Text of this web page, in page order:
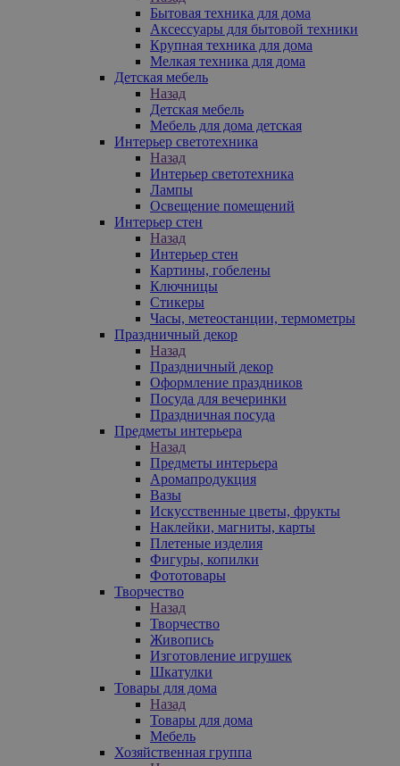
Бытовая техника для дома
Аксессуары для бытовой техники
Крупная техника для дома
Мелкая техника для дома
Детская мебель
Назад
Детская мебель
Мебель для дома детская
Интерьер светотехника
Назад
Интерьер светотехника
Лампы
Освещение помещений
Интерьер стен
Назад
Интерьер стен
Картины, гобелены
Ключницы
Стикеры
Часы, метеостанции, термометры
Праздничный декор
Назад
Праздничный декор
Оформление праздников
Посуда для вечеринки
Праздничная посуда
Предметы интерьера
Назад
Предметы интерьера
Аромапродукция
Вазы
Искусственные цветы, фрукты
Наклейки, магниты, карты
Плетеные изделия
Фигуры, копилки
Фототовары
Творчество
Назад
Творчество
Живопись
Изготовление игрушек
Шкатулки
Товары для дома
Назад
Товары для дома
Мебель
Хозяйственная группа